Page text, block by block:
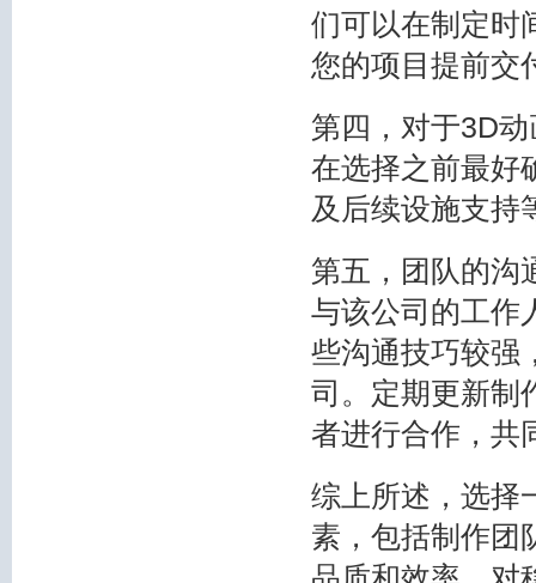
们可以在制定时
您的项目提前交
第四，对于3D
在选择之前最好
及后续设施支持
第五，团队的沟
与该公司的工作
些沟通技巧较强
司。定期更新制
者进行合作，共
综上所述，选择
素，包括制作团